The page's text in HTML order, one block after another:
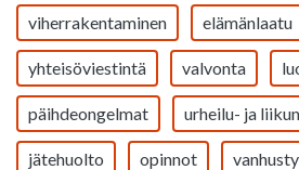
viherrakentaminen elämänlaatu
yhteisöviestintä valvonta
päihdeongelmat urheilu- ja
jätehuolto opinnot